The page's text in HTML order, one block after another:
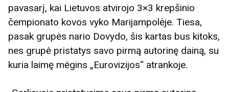
pavasarį, kai Lietuvos atvirojo 3×3 krepšinio
čempionato kovos vyko Marijampolėje. Tiesa,
pasak grupės nario Dovydo, šis kartas bus kitoks,
nes grupė pristatys savo pirmą autorinę dainą, su
kuria laimę mėgins „Eurovizijos“ atrankoje.